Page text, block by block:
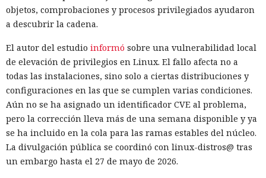
objetos, comprobaciones y procesos privilegiados ayudaron
a descubrir la cadena.
El autor del estudio informó sobre una vulnerabilidad local
de elevación de privilegios en Linux. El fallo afecta no a
todas las instalaciones, sino solo a ciertas distribuciones y
configuraciones en las que se cumplen varias condiciones.
Aún no se ha asignado un identificador CVE al problema,
pero la corrección lleva más de una semana disponible y ya
se ha incluido en la cola para las ramas estables del núcleo.
La divulgación pública se coordinó con linux-distros@ tras
un embargo hasta el 27 de mayo de 2026.